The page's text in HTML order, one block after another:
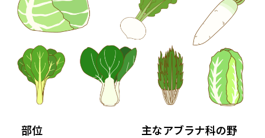
部位
主なアブラナ科の野